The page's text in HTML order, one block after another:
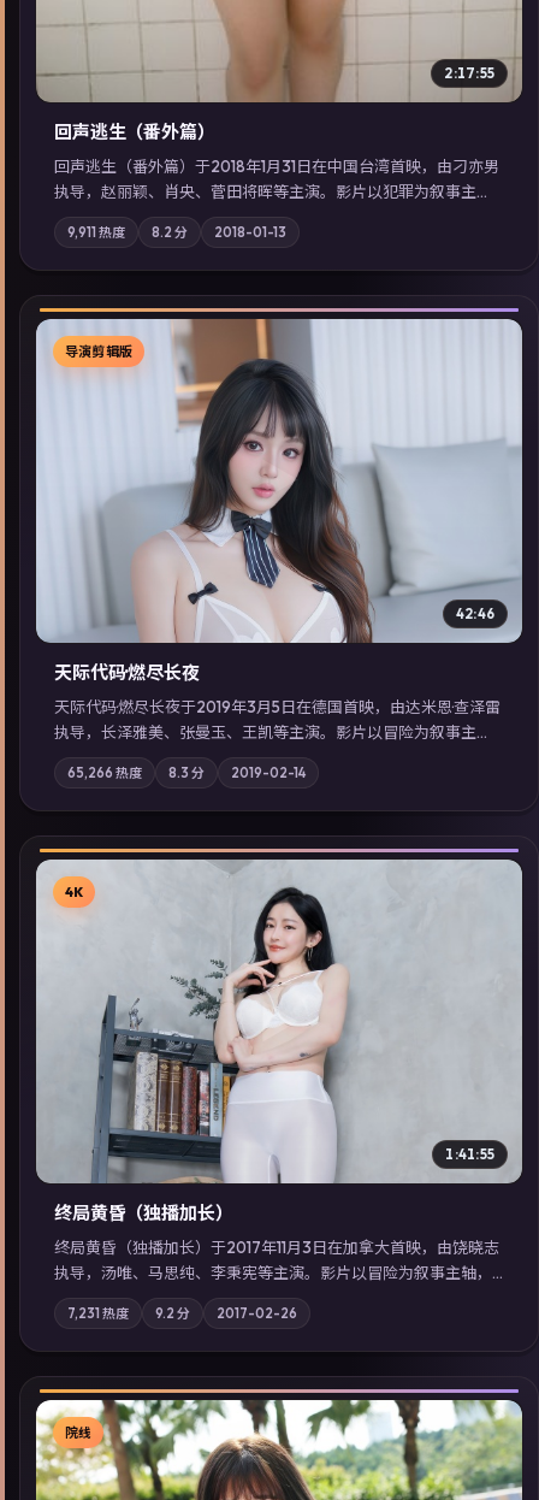
2:17:55
回声逃生（番外篇）
回声逃生（番外篇）于2018年1月31日在中国台湾首映，由刁亦男
执导，赵丽颖、肖央、菅田将晖等主演。影片以犯罪为叙事主
轴，旧案重提，真相与谎言在同一条时间线上交锋；摄影与配乐
强化地域气质；站内亦可通过「国产免费观看高清电视剧在线
看」延展检索同类型高分佳作，畅享高清在线追剧体验。
9,911热度 8.2 分 2018-01-13
▶
导演剪辑版
42:46
天际代码·燃尽长夜
天际代码·燃尽长夜于2019年3月5日在德国首映，由达米恩·查泽雷
执导，长泽雅美、张曼玉、王凯等主演。影片以冒险为叙事主
轴，记忆碎片重组后，主角发现自己从未活过“真实”的一天；摄
影与配乐强化地域气质；站内亦可通过「国产免费观看高清电视
剧在线看」延展检索同类型高分佳作，畅享高清在线追剧体验。
65,266 热度 8.3 分 2019-02-14
▶
4K
1:41:55
终局黄昏（独播加长）
终局黄昏（独播加长）于2017年11月3日在加拿大首映，由饶晓志
执导，汤唯、马思纯、李秉宪等主演。影片以冒险为叙事主轴，
记忆碎片重组后，主角发现自己从未活过“真实”的一天；摄影与
配乐强化地域气质；站内亦可通过「国产免费观看高清电视剧在
线看」延展检索同类型高分佳作，畅享高清在线追剧体验。
7,231 热度 9.2 分 2017-02-26
院线